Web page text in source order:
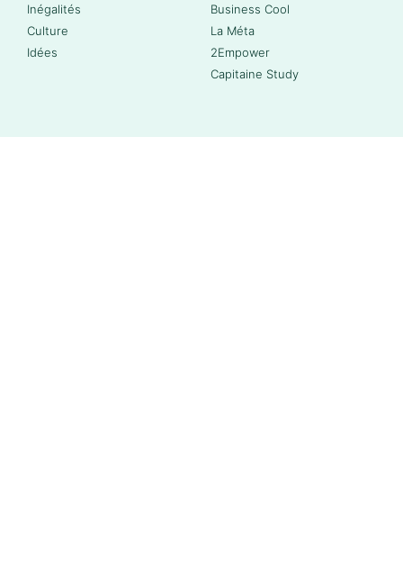
Inégalités
Culture
Idées
Business Cool
La Méta
2Empower
Capitaine Study